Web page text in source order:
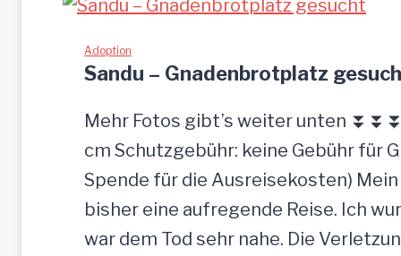
Adoption
Sandu – Gnadenbrotplatz
Mehr Fotos gibt’s weiter unten
cm Schutzgebühr: keine Gebühr für
Spende für die Ausreisekosten)
bisher eine aufregende Reise. Ich
war dem Tod sehr nahe. Die